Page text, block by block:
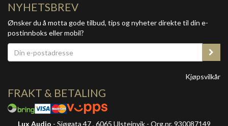
NYHETSBREV
Ønsker du å motta gode tilbud, tips og nyheter direkte til din e-
postinnboks eller mobil?
Kjøpsvilkår
FRAKT & BETALING
Lux Audio - Sjøgata 47 , 6065 Ulsteinvik - Org.nr. 930087149